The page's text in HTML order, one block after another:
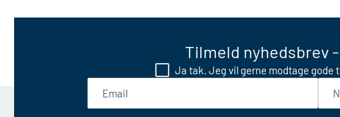
Tilmeld nyhedsbrev
Ja tak. Jeg vil gerne modtage gode